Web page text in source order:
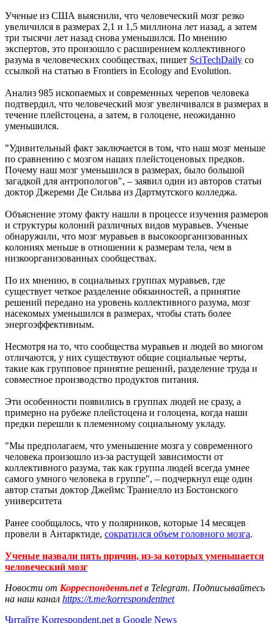
Ученые из США выяснили, что человеческий мозг резко
увеличился в размерах 2,1 и 1,5 миллиона лет назад, а затем
три тысячи лет назад снова уменьшился. По мнению
экспертов, это произошло с расширением коллективного
разума в человеческих сообществах, пишет SciTechDaily со
ссылкой на статью в Frontiers in Ecology and Evolution.
Анализ 985 ископаемых и современных черепов человека
подтвердил, что человеческий мозг увеличивался в размерах в
течение плейстоцена, а затем, в голоцене, неожиданно
уменьшился.
"Удивительный факт заключается в том, что наш мозг меньше
по сравнению с мозгом наших плейстоценовых предков.
Почему наш мозг уменьшился в размерах, было большой
загадкой для антропологов", – заявил один из авторов статьи
доктор Джереми Де Сильва из Дартмутского колледжа.
Объяснение этому факту нашли в процессе изучения размеров
и структуры колоний различных видов муравьев. Ученые
обнаружили, что мозг муравьев в высокоорганизованных
колониях меньше в отношении к размерам тела, чем в
низкоорганизованных сообществах.
По их мнению, в социальных группах муравьев, где
существует четкое разделение обязанностей, а принятие
решений передано на уровень коллективного разума, мозг
насекомых уменьшился в размерах, чтобы стать более
энергоэффективным.
Несмотря на то, что сообщества муравьев и людей во многом
отличаются, у них существуют общие социальные черты,
такие как групповое принятие решений, разделение труда и
совместное производство продуктов питания.
Эти особенности появились в группах людей не сразу, а
примерно на рубеже плейстоцена и голоцена, когда наши
предки перешли к племенному социальному укладу.
"Мы предполагаем, что уменьшение мозга у современного
человека произошло из-за растущей зависимости от
коллективного разума, так как группа людей всегда умнее
самого умного человека в группе", – подчеркнул еще один
автор статьи доктор Джеймс Траниелло из Бостонского
университета
Ранее сообщалось, что у полярников, которые 14 месяцев
провели в Антарктиде, сократился объем головного мозга.
Ученые назвали пять причин, из-за которых уменьшается
человеческий мозг
Новости от Корреспондент.netв Telegram. Подписывайтесь
на наш канал https://t.me/korrespondentnet
Читайте Korrespondent.net в Google News